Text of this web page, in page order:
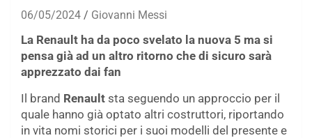
06/05/2024 Giovanni Messi
La Renault ha da poco svelato la nuova 5 ma si
pensa già ad un altro ritorno che di sicuro sarà
apprezzato dai fan
Il brand Renault sta seguendo un approccio per il
quale hanno già optato altri costruttori, riportando
in vita nomi storici per i suoi modelli del presente e